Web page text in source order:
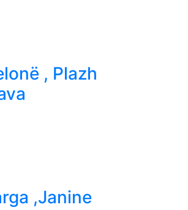
, Plazh
,Janine